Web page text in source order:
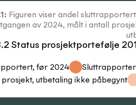
: Figuren viser andel
av 2024, målt i antall
Status prosjektportefølje
før 2024
prosjekt, utbetaling ikke påbegynt